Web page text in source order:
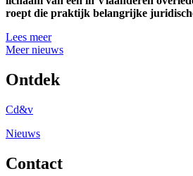
roept die praktijk belangrijke
Lees meer
Meer nieuws
Ontdek
Cd&v
Nieuws
Contact